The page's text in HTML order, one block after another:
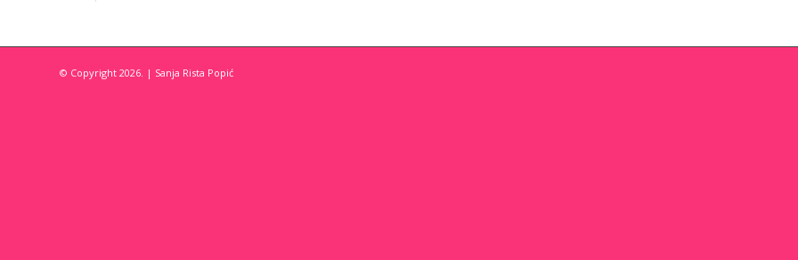
© Copyright 2026. | Sanja Rista Popić